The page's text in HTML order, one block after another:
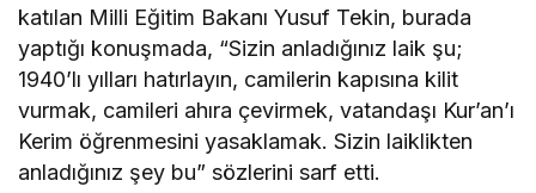
katılan Milli Eğitim Bakanı Yusuf Tekin, burada
yaptığı konuşmada, “Sizin anladığınız laik şu;
1940’lı yılları hatırlayın, camilerin kapısına kilit
vurmak, camileri ahıra çevirmek, vatandaşı Kur’an’ı
Kerim öğrenmesini yasaklamak. Sizin laiklikten
anladığınız şey bu” sözlerini sarf etti.